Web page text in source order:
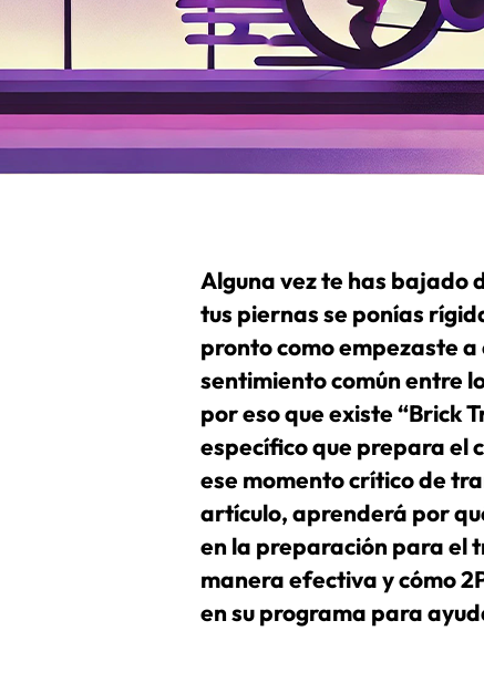
Alguna vez te has bajado
tus piernas se ponías
pronto como empezaste a
sentimiento común entre
por eso que existe “Brick
específico que prepara el
ese momento crítico de
artículo, aprenderá por
en la preparación para el
manera efectiva y cómo
en su programa para